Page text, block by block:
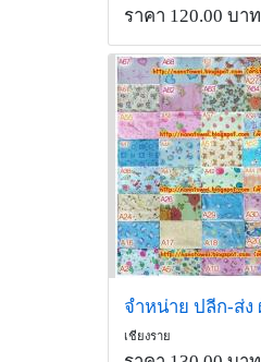
ราคา 120.00 บาท
เชียงราย